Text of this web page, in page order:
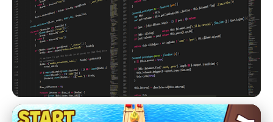
creor.cz